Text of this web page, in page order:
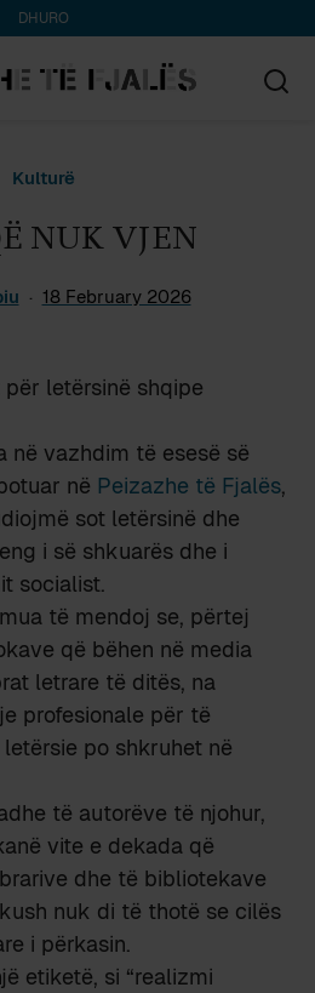
DHURO
Kulturë
NUK VJEN
18 February 2026
letërsinë shqipe
në vazhdim të esesë së
në Peizazhe të Fjalës,
sot letërsinë dhe
i së shkuarës dhe i
socialist.
të mendoj se, përtej
që bëhen në media
letrare të ditës, na
profesionale për të
po shkruhet në
të autorëve të njohur,
vite e dekada që
dhe të bibliotekave
nuk di të thotë se cilës
i përkasin.
etiketë, si “realizmi